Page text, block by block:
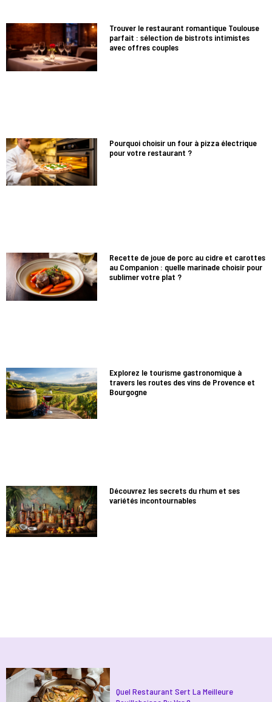
Trouver le restaurant romantique Toulouse
parfait : sélection de bistrots intimistes
avec offres couples
Pourquoi choisir un four à pizza électrique
pour votre restaurant ?
Recette de joue de porc au cidre et carottes
au Companion : quelle marinade choisir pour
sublimer votre plat ?
Explorez le tourisme gastronomique à
travers les routes des vins de Provence et
Bourgogne
Découvrez les secrets du rhum et ses
variétés incontournables
Quel Restaurant Sert La Meilleure